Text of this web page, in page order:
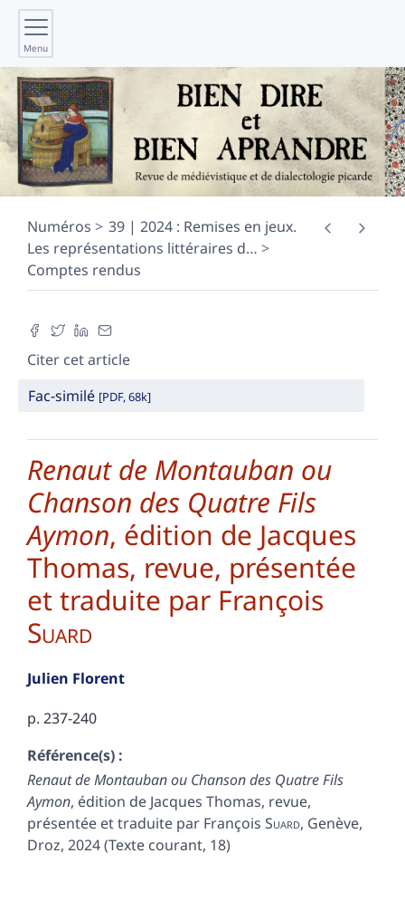
Menu
Numéros
39 | 2024 : Remises en jeux.
Les représentations littéraires d…
Comptes rendus
Citer cet article
Fac-similé [PDF, 68k]
Renaut de Montauban ou
Chanson des Quatre Fils
Aymon, édition de Jacques
Thomas, revue, présentée
et traduite par François
Suard
Julien Florent
p. 237-240
Référence(s) :
Renaut de Montauban ou Chanson des Quatre Fils
Aymon, édition de Jacques Thomas, revue,
présentée et traduite par François Suard, Genève,
Droz, 2024 (Texte courant, 18)